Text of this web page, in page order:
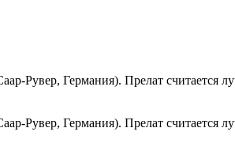
Рувер, Германия). Прелат
Рувер, Германия). Прелат